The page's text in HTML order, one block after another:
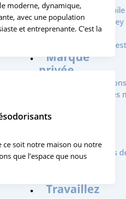
Garley
Fête
La
Marque
privée
Nous
produits pour les
Crème
Nous sommes
emballeurs
Travaillez
moderne, dynamique,
avec une population
et entreprenante. C'est la
ce soit notre maison ou notre
que l’espace que nous